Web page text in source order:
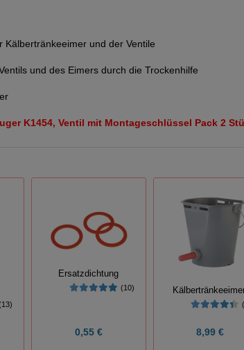
Kälbertränkeeimer und der Ventile
und des Eimers durch die Trockenhilfe
K1454, Ventil mit Montageschlüssel Pack 2
Ersatzdichtung
(10)
0,55 € 8,99 €